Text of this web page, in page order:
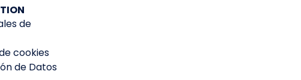
de
cookies
de Datos